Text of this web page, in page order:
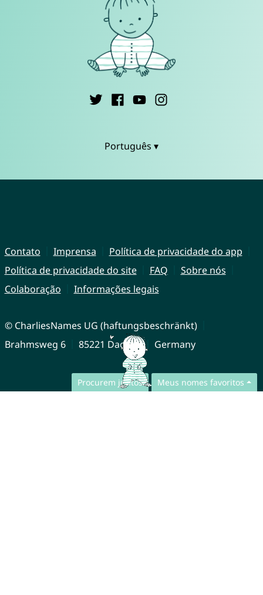
Procurem juntos Meus nomes favoritos
Português ▾
Contato Imprensa
Política de privacidade do app
Política de privacidade do site
FAQ
Sobre nós
Colaboração
Informações legais
© CharliesNames UG (haftungsbeschränkt)
Brahmsweg 6
85221 Dachau Germany